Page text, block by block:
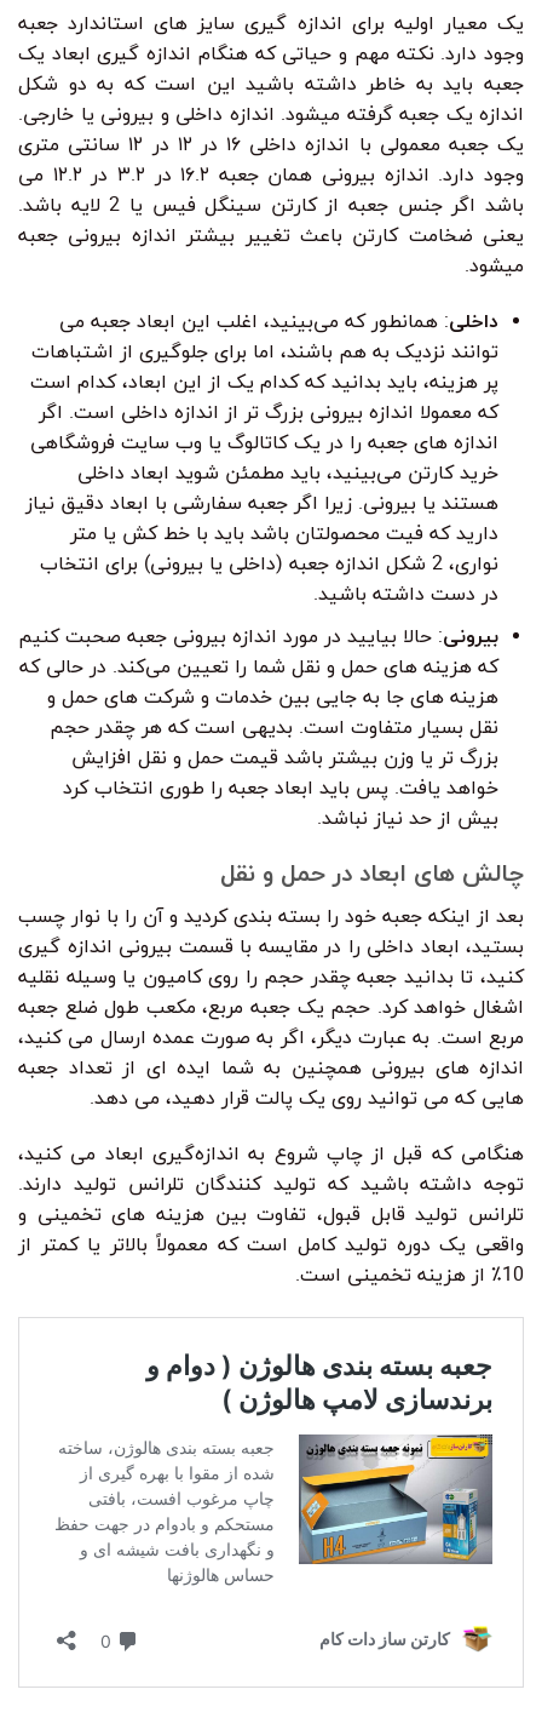
یک معیار اولیه برای اندازه گیری سایز های استاندارد جعبه
وجود دارد. نکته مهم و حیاتی که هنگام اندازه گیری ابعاد یک
جعبه باید به خاطر داشته باشید این است که به دو شکل
اندازه یک جعبه گرفته میشود. اندازه داخلی و بیرونی یا خارجی.
یک جعبه معمولی با اندازه داخلی ۱۶ در ۱۲ در ۱۲ سانتی متری
وجود دارد. اندازه بیرونی همان جعبه ۱۶.۲ در ۳.۲ در ۱۲.۲ می
باشد اگر جنس جعبه از کارتن سینگل فیس یا 2 لایه باشد.
یعنی ضخامت کارتن باعث تغییر بیشتر اندازه بیرونی جعبه
میشود.
داخلی: همانطور که می‌بینید، اغلب این ابعاد جعبه می
توانند نزدیک به هم باشند، اما برای جلوگیری از اشتباهات
پر هزینه، باید بدانید که کدام یک از این ابعاد، کدام است
که معمولا اندازه بیرونی بزرگ تر از اندازه داخلی است. اگر
اندازه های جعبه را در یک کاتالوگ یا وب سایت فروشگاهی
خرید کارتن می‌بینید، باید مطمئن شوید ابعاد داخلی
هستند یا بیرونی. زیرا اگر جعبه سفارشی با ابعاد دقیق نیاز
دارید که فیت محصولتان باشد باید با خط کش یا متر
نواری، 2 شکل اندازه جعبه (داخلی یا بیرونی) برای انتخاب
در دست داشته باشید.
بیرونی: حالا بیایید در مورد اندازه بیرونی جعبه صحبت کنیم
که هزینه های حمل و نقل شما را تعیین می‌کند. در حالی که
هزینه های جا به جایی بین خدمات و شرکت های حمل و
نقل بسیار متفاوت است. بدیهی است که هر چقدر حجم
بزرگ تر یا وزن بیشتر باشد قیمت حمل و نقل افزایش
خواهد یافت. پس باید ابعاد جعبه را طوری انتخاب کرد
بیش از حد نیاز نباشد.
چالش های ابعاد در حمل و نقل
بعد از اینکه جعبه خود را بسته بندی کردید و آن را با نوار چسب
بستید، ابعاد داخلی را در مقایسه با قسمت بیرونی اندازه گیری
کنید، تا بدانید جعبه چقدر حجم را روی کامیون یا وسیله نقلیه
اشغال خواهد کرد. حجم یک جعبه مربع، مکعب طول ضلع جعبه
مربع است. به عبارت دیگر، اگر به صورت عمده ارسال می کنید،
اندازه های بیرونی همچنین به شما ایده ای از تعداد جعبه
هایی که می توانید روی یک پالت قرار دهید، می دهد.
هنگامی که قبل از چاپ شروع به اندازه‌گیری ابعاد می کنید،
توجه داشته باشید که تولید کنندگان تلرانس تولید دارند.
تلرانس تولید قابل قبول، تفاوت بین هزینه های تخمینی و
واقعی یک دوره تولید کامل است که معمولاً بالاتر یا کمتر از
10٪ از هزینه تخمینی است.